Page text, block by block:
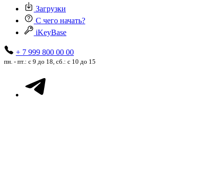
Загрузки
С чего начать?
iKeyBase
+ 7 999 800 00 00
пн. - пт.: с 9 до 18, сб.: с 10 до 15